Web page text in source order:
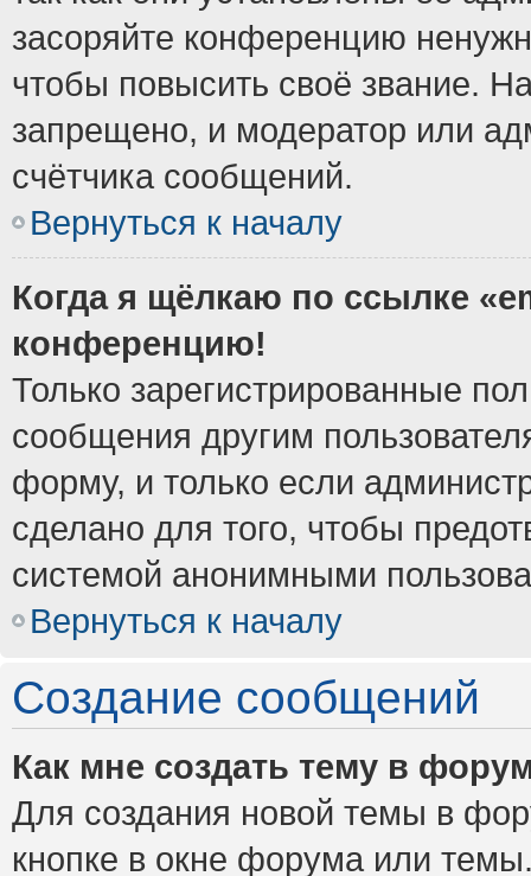
засоряйте конференцию
чтобы повысить своё звание.
запрещено, и модератор или
счётчика сообщений.
Вернуться к началу
Когда я щёлкаю по ссылке
конференцию!
Только зарегистрированные
сообщения другим
форму, и только если
сделано для того, чтобы
системой анонимными
Вернуться к началу
Создание сообщений
Как мне создать тему в
Для создания новой темы в
кнопке в окне форума или